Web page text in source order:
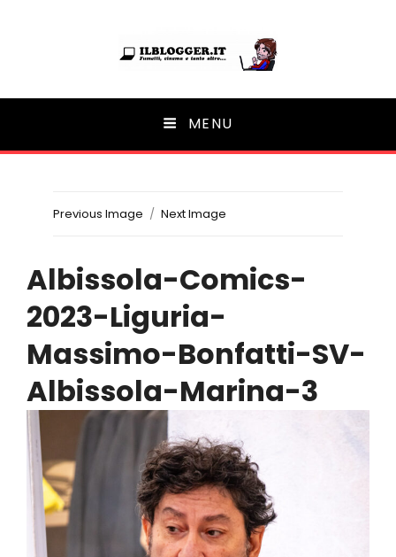
Ilblogger.it
Il portalino di blog | MENU
Previous Image Next Image
Albissola-Comics-
2023-Liguria-
Massimo-Bonfatti-SV-
Albissola-Marina-3